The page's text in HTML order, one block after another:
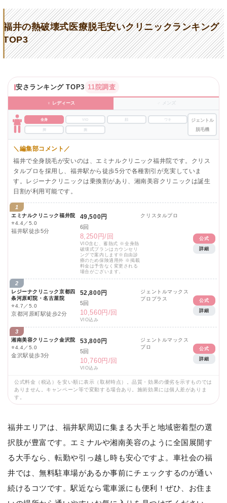
福井の熱破壊式医療脱毛安いクリニックランキング
TOP3
安さランキング TOP3 11院調査
♀ レディース ♂ メンズ
全身 VIO ワキ
脚
ジェントル
脱毛機
＼編集部コメント／
福井で全身脱毛が安いのは、エミナルクリニック福井院です。クリス
タルプロを採用し、福井駅から徒歩5分で各種割引が充実していま
す。レジーナクリニックは乗換割があり、湘南美容クリニックは誕生
日割が利用可能です。
1
エミナルクリニック福井院
⭐4.4／5.0
福井駅徒歩5分
49,500円
6回
8,250円/回
VIO含む、蓄熱式 ※全身熱
破壊式プランはカウンセリ
ングで案内します※自由診
療のため保険適用外 ※掲載
料金は予告なく変更される
場合がございます。
クリスタルプロ
公式
詳細
2
レジーナクリニック京都四
条河原町院・名古屋院
⭐4.7／5.0
京都河原町駅徒歩2分
52,800円
5回
10,560円/回
VIO込み
ジェントルマックス
プロプラス
公式
詳細
3
湘南美容クリニック金沢院
⭐4.4／5.0
金沢駅徒歩3分
53,800円
5回
10,760円/回
VIO込み
ジェントルマックス
プロ
公式
詳細
公式料金（税込）を安い順に表示（取材時点）。品質・効果の優劣を示すものでは
ありません。キャンペーン等で変動する場合あり。施術効果には個人差がありま
す。
福井エリアは、福井駅周辺に集まる大手と地域密着型の選
択肢が豊富です。エミナルや湘南美容のように全国展開す
る大手なら、転勤や引っ越し時も安心ですよ。車社会の福
井では、無料駐車場があるか事前にチェックするのが通い
続けるコツです。駅近なら電車派にも便利！ぜひ、お住ま